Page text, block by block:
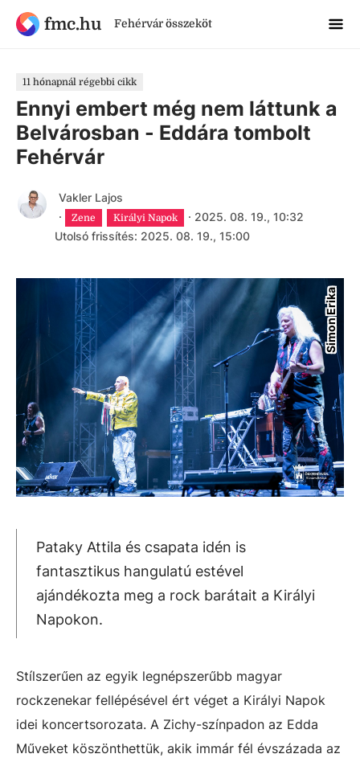
fmc.hu Fehérvár összeköt
11 hónapnál régebbi cikk
Ennyi embert még nem láttunk a
Belvárosban - Eddára tombolt
Fehérvár
Vakler Lajos
·
Zene Királyi Napok · 2025. 08. 19., 10:32
Utolsó frissítés: 2025. 08. 19., 15:00
Simon Erika
Pataky Attila és csapata idén is
fantasztikus hangulatú estével
ajándékozta meg a rock barátait a Királyi
Napokon.
Stílszerűen az egyik legnépszerűbb magyar
rockzenekar fellépésével ért véget a Királyi Napok
idei koncertsorozata. A Zichy-színpadon az Edda
Műveket köszönthettük, akik immár fél évszázada az